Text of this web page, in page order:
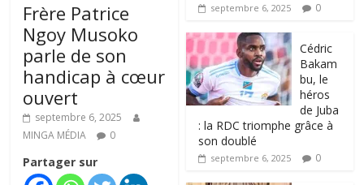
Frère Patrice
Ngoy Musoko
parle de son
handicap à cœur
ouvert
septembre 6, 2025
MINGA MÉDIA
0
Partager sur
septembre 6, 2025 0
‎Cédric
Bakam
bu, le
héros
de Juba
: la RDC triomphe grâce à
son doublé
septembre 6, 2025 0